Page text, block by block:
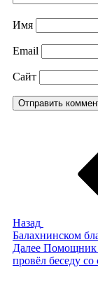
Имя
Email
Сайт
Назад
Балахнинском
Следующая
запись
Далее Помощник
провёл беседу со